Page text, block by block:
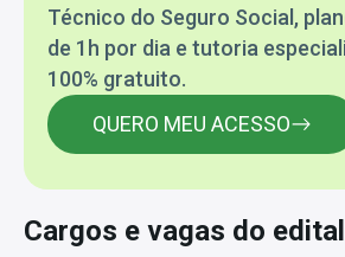
Técnico do Seguro Social,
de 1h por dia e tutoria
100% gratuito.
QUERO MEU ACESSO
Cargos e vagas do